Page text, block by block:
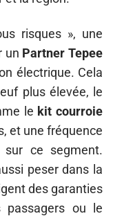
risques », une
un Partner Tepee
électrique. Cela
plus élevée, le
le kit courroie
et une fréquence
ce segment.
peser dans la
des garanties
passagers ou le